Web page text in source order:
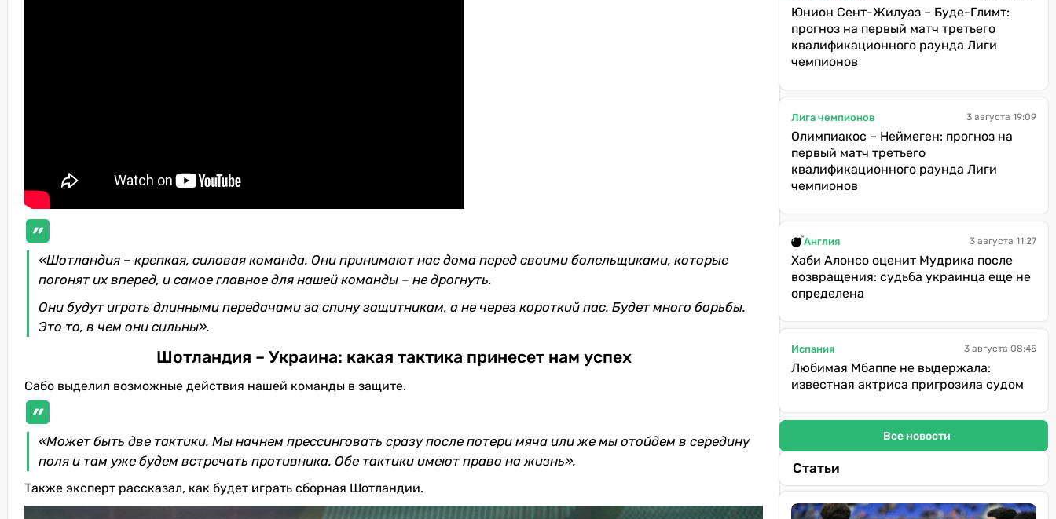
«Шотландия – крепкая, силовая команда. Они принимают нас дома перед своими болельщиками, которые
погонят их вперед, и самое главное для нашей команды – не дрогнуть.
Они будут играть длинными передачами за спину защитникам, а не через короткий пас. Будет много борьбы.
Это то, в чем они сильны».
Шотландия – Украина: какая тактика принесет нам успех
Сабо выделил возможные действия нашей команды в защите.
«Может быть две тактики. Мы начнем прессинговать сразу после потери мяча или же мы отойдем в середину
поля и там уже будем встречать противника. Обе тактики имеют право на жизнь».
Также эксперт рассказал, как будет играть сборная Шотландии.
Юнион Сент-Жилуаз – Буде-Глимт:
прогноз на первый матч третьего
квалификационного раунда Лиги
чемпионов
Лига чемпионов 3 августа 19:09
Олимпиакос – Неймеген: прогноз на
первый матч третьего
квалификационного раунда Лиги
чемпионов
Англия 3 августа 11:27
Хаби Алонсо оценит Мудрика после
возвращения: судьба украинца еще не
определена
Испания 3 августа 08:45
Любимая Мбаппе не выдержала:
известная актриса пригрозила судом
Все новости
Статьи